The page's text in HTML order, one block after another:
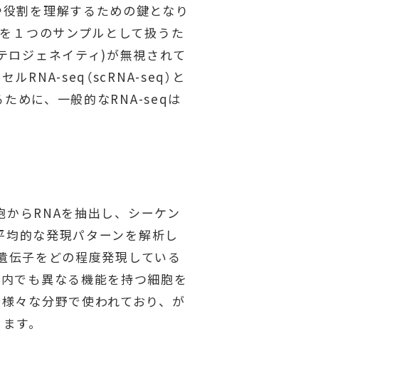
割を理解するための鍵となり
１つのサンプルとして扱うた
ロジェネイティ)が無視されて
ルRNA-seq（scRNA-seq）と
めに、一般的なRNA-seqは
らRNAを抽出し、シーケン
的な発現パターンを解析し
子をどの程度発現している
でも異なる機能を持つ細胞を
々な分野で使われており、が
す。